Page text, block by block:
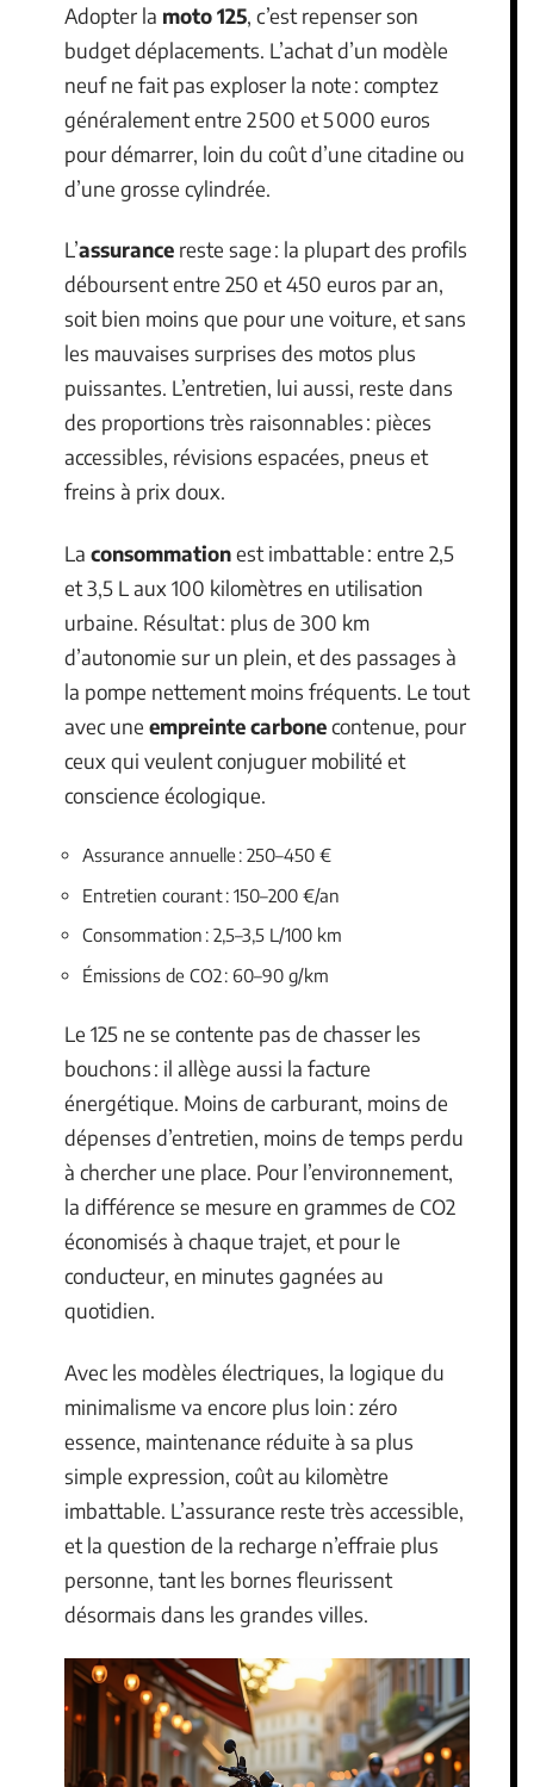
Adopter la moto 125, c’est repenser son
budget déplacements. L’achat d’un modèle
neuf ne fait pas exploser la note : comptez
généralement entre 2 500 et 5 000 euros
pour démarrer, loin du coût d’une citadine ou
d’une grosse cylindrée.
L’assurance reste sage : la plupart des profils
déboursent entre 250 et 450 euros par an,
soit bien moins que pour une voiture, et sans
les mauvaises surprises des motos plus
puissantes. L’entretien, lui aussi, reste dans
des proportions très raisonnables : pièces
accessibles, révisions espacées, pneus et
freins à prix doux.
La consommationest imbattable : entre 2,5
et 3,5 L aux 100 kilomètres en utilisation
urbaine. Résultat : plus de 300 km
d’autonomie sur un plein, et des passages à
la pompe nettement moins fréquents. Le tout
avec une empreinte carbonecontenue, pour
ceux qui veulent conjuguer mobilité et
conscience écologique.
Assurance annuelle : 250–450 €
Entretien courant : 150–200 €/an
Consommation : 2,5–3,5 L/100 km
Émissions de CO2 : 60–90 g/km
Le 125 ne se contente pas de chasser les
bouchons : il allège aussi la facture
énergétique. Moins de carburant, moins de
dépenses d’entretien, moins de temps perdu
à chercher une place. Pour l’environnement,
la différence se mesure en grammes de CO2
économisés à chaque trajet, et pour le
conducteur, en minutes gagnées au
quotidien.
Avec les modèles électriques, la logique du
minimalisme va encore plus loin : zéro
essence, maintenance réduite à sa plus
simple expression, coût au kilomètre
imbattable. L’assurance reste très accessible,
et la question de la recharge n’effraie plus
personne, tant les bornes fleurissent
désormais dans les grandes villes.